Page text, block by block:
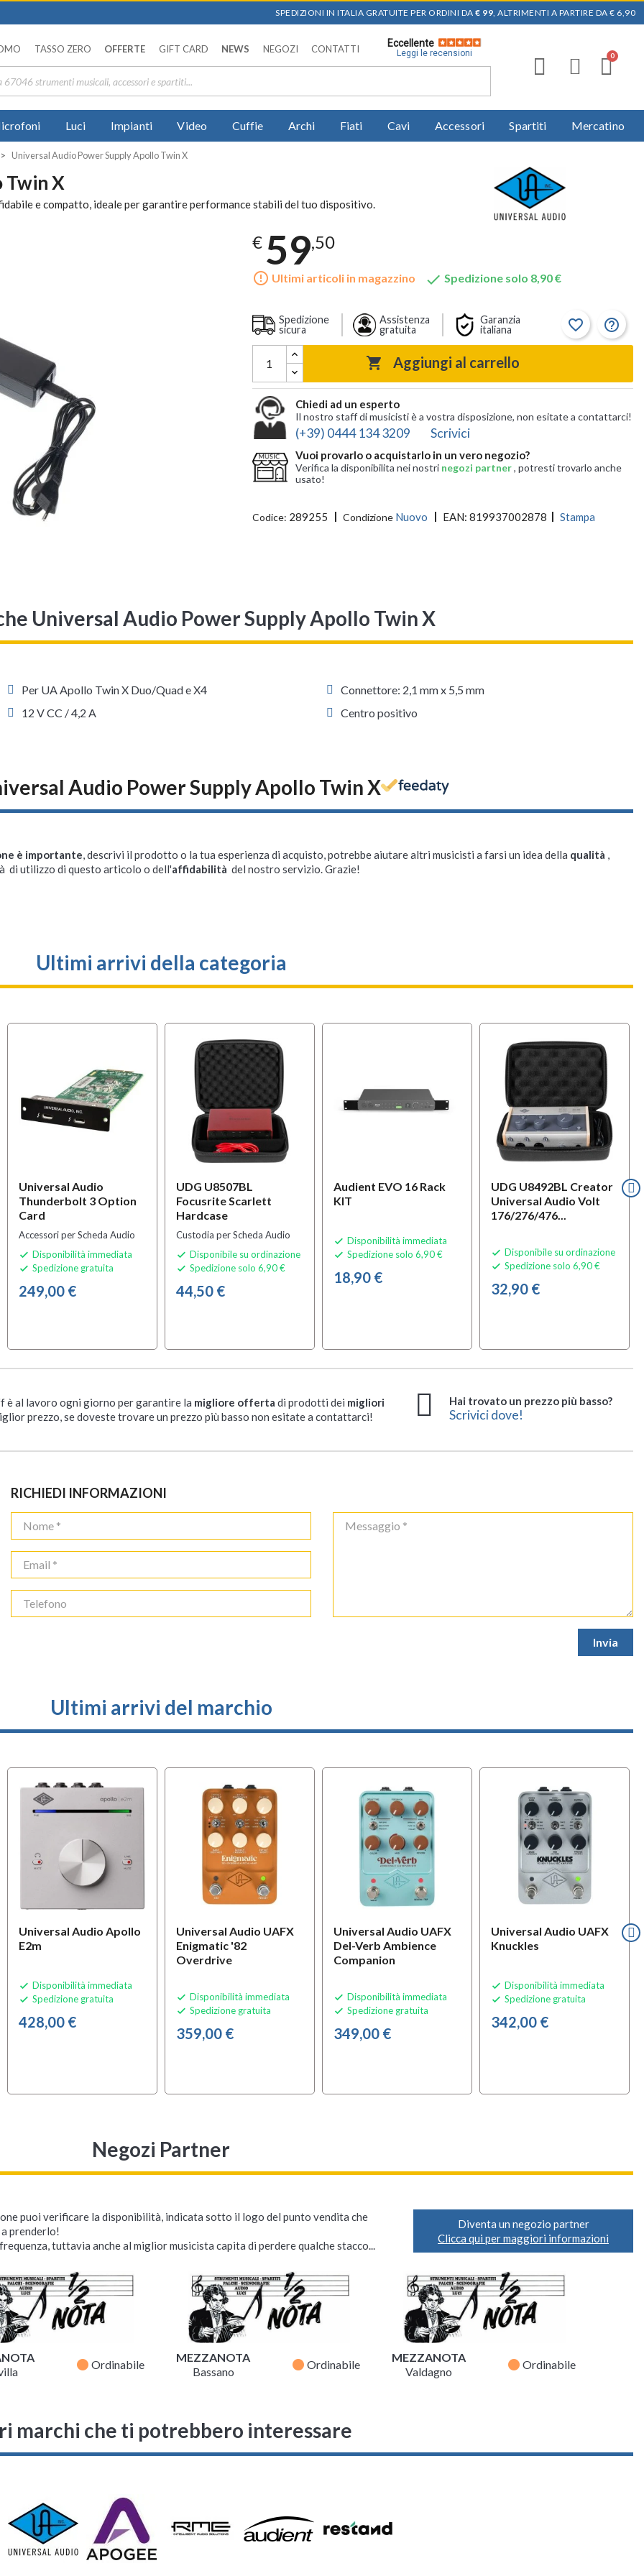
SPEDIZIONI IN ITALIA GRATUITE PER ORDINI DA € 99, ALTRIMENTI A PARTIRE DA € 6,90
TASSO ZERO OFFERTE GIFT CARD NEWS NEGOZI CONTATTI
Eccellente
Leggi le recensioni
Luci Impianti Video Cuffie Archi Fiati Cavi Accessori Spartiti Mercatino
Universal Audio Power Supply Apollo Twin X
Twin X
e compatto, ideale per garantire performance stabili del tuo dispositivo.
€ 59,50
error_outline Ultimi articoli in magazzino  Spedizione solo 8,90 €
Spedizione
sicura
Assistenza
gratuita
Garanzia
italiana
favorite_border help_outline
 Aggiungi al carrello
Chiedi ad un esperto
Il nostro staff di musicisti è a vostra disposizione, non esitate a contattarci!
(+39) 0444 134 3209 Scrivici
Vuoi provarlo o acquistarlo in un vero negozio?
Verifica la disponibilita nei nostri negozi partner, potresti trovarlo anche
usato!
Codice: 289255 Condizione Nuovo EAN: 819937002878 Stampa
Universal Audio Power Supply Apollo Twin X
Per UA Apollo Twin X Duo/Quad e X4
12 V CC / 4,2 A
Connettore: 2,1 mm x 5,5 mm
Centro positivo
Audio Power Supply Apollo Twin X
è importante, descrivi il prodotto o la tua esperienza di acquisto, potrebbe aiutare altri musicisti a farsi un idea della qualità ,
di utilizzo di questo articolo o dell'affidabilità del nostro servizio. Grazie!
Ultimi arrivi della categoria
Universal Audio
Thunderbolt 3 Option
Card
Accessori per Scheda Audio
 Disponibilità immediata
 Spedizione gratuita
249,00 €
UDG U8507BL
Focusrite Scarlett
Hardcase
Custodia per Scheda Audio
 Disponibile su ordinazione
 Spedizione solo 6,90 €
44,50 €
Audient EVO 16 Rack
KIT
 Disponibilità immediata
 Spedizione solo 6,90 €
18,90 €
UDG U8492BL Creator
Universal Audio Volt
176/276/476...
 Disponibile su ordinazione
 Spedizione solo 6,90 €
32,90 €
è al lavoro ogni giorno per garantire la migliore offerta di prodotti dei migliori
prezzo, se doveste trovare un prezzo più basso non esitate a contattarci!
Hai trovato un prezzo più basso?
Scrivici dove!
RICHIEDI INFORMAZIONI
Ultimi arrivi del marchio
Universal Audio Apollo
E2m
 Disponibilità immediata
 Spedizione gratuita
428,00 €
Universal Audio UAFX
Enigmatic '82
Overdrive
 Disponibilità immediata
 Spedizione gratuita
359,00 €
Universal Audio UAFX
Del-Verb Ambience
Companion
 Disponibilità immediata
 Spedizione gratuita
349,00 €
Universal Audio UAFX
Knuckles
 Disponibilità immediata
 Spedizione gratuita
342,00 €
Negozi Partner
puoi verificare la disponibilità, indicata sotto il logo del punto vendita che
prenderlo!
tuttavia anche al miglior musicista capita di perdere qualche stacco...
Diventa un negozio partner
Clicca qui per maggiori informazioni
fiber_manual_record Ordinabile
MEZZANOTA
Bassano
fiber_manual_record Ordinabile
MEZZANOTA
Valdagno
fiber_manual_record Ordinabile
marchi che ti potrebbero interessare